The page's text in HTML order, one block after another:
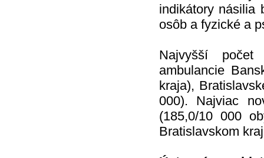
indikátory násilia
osôb a fyzické a
Najvyšší počet
ambulancie
kraja),
000). Najviac
(185,0/10 000
Bratislavskom